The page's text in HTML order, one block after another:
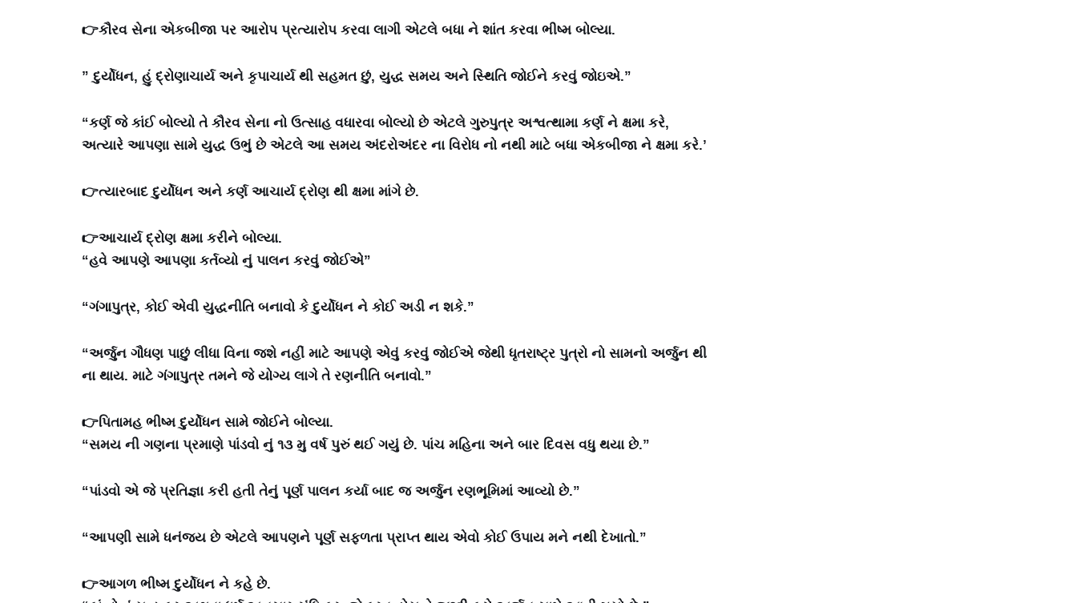
👉કૌરવ સેના એકબીજા પર આરોપ પ્રત્યારોપ કરવા લાગી એટલે બધા ને શાંત કરવા ભીષ્મ બોલ્યા.
” દુર્યોધન, હું દ્રોણાચાર્ય અને કૃપાચાર્ય થી સહમત છું, યુદ્ધ સમય અને સ્થિતિ જોઈને કરવું જોઇએ.”
“કર્ણ જે કાંઈ બોલ્યો તે કૌરવ સેના નો ઉત્સાહ વધારવા બોલ્યો છે એટલે ગુરુપુત્ર અશ્વત્થામા કર્ણ ને ક્ષમા કરે,
અત્યારે આપણા સામે યુદ્ધ ઉભું છે એટલે આ સમય અંદરોઅંદર ના વિરોધ નો નથી માટે બધા એકબીજા ને ક્ષમા કરે.’
👉ત્યારબાદ દુર્યોધન અને કર્ણ આચાર્ય દ્રોણ થી ક્ષમા માંગે છે.
👉આચાર્ય દ્રોણ ક્ષમા કરીને બોલ્યા.
“હવે આપણે આપણા કર્તવ્યો નું પાલન કરવું જોઈએ”
“ગંગાપુત્ર, કોઈ એવી યુદ્ધનીતિ બનાવો કે દુર્યોધન ને કોઈ અડી ન શકે.”
“અર્જુન ગૌધણ પાછું લીધા વિના જશે નહીં માટે આપણે એવું કરવું જોઈએ જેથી ધૃતરાષ્ટ્ર પુત્રો નો સામનો અર્જુન થી
ના થાય. માટે ગંગાપુત્ર તમને જે યોગ્ય લાગે તે રણનીતિ બનાવો.”
👉પિતામહ ભીષ્મ દુર્યોધન સામે જોઈને બોલ્યા.
“સમય ની ગણના પ્રમાણે પાંડવો નું ૧૩ મુ વર્ષ પુરું થઈ ગયું છે. પાંચ મહિના અને બાર દિવસ વધુ થયા છે.”
“પાંડવો એ જે પ્રતિજ્ઞા કરી હતી તેનું પૂર્ણ પાલન કર્યા બાદ જ અર્જુન રણભૂમિમાં આવ્યો છે.”
“આપણી સામે ધનંજય છે એટલે આપણને પૂર્ણ સફળતા પ્રાપ્ત થાય એવો કોઈ ઉપાય મને નથી દેખાતો.”
👉આગળ ભીષ્મ દુર્યોધન ને કહે છે.